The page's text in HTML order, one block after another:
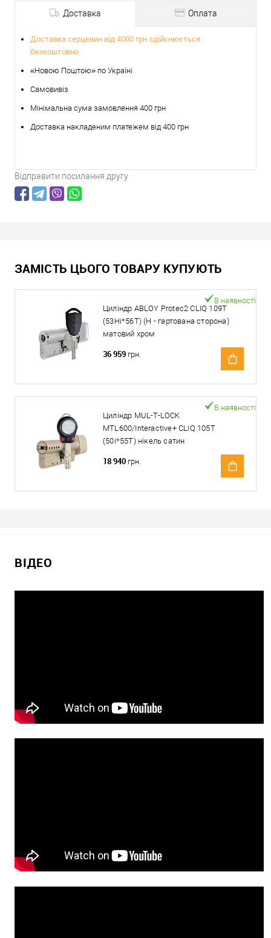
Доставка Оплата
Доставка серцевин від 4000 грн здійснюється
безкоштовно
«Новою Поштою» по Україні
Самовивіз
Мінімальна сума замовлення 400 грн
Доставка накладеним платежем від 400 грн
Відправити посилання другу
ЗАМІСТЬ ЦЬОГО ТОВАРУ КУПУЮТЬ
Циліндр ABLOY Protec2 CLIQ 109T
(53Hi*56T) (H - гартована сторона)
матовий хром
В наявності
36 959 грн.
Циліндр MUL-T-LOCK
MTL600/Interactive+ CLIQ 105T
(50i*55T) нікель сатин
В наявності
18 940 грн.
ВІДЕО